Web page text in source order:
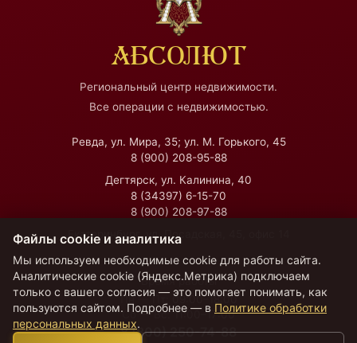
АБСОЛЮТ
Региональный центр недвижимости.
Все операции с недвижимостью.
Ревда, ул. Мира, 35; ул. М. Горького, 45
8 (900) 208-95-88
Дегтярск, ул. Калинина, 40
8 (34397) 6-15-70
8 (900) 208-97-88
Екатеринбург, ул. Посадская, 45, офис 14
Время работы
Пн — Пт:
09:00–18:00
Сб — Вс:11:00–17:00
8 (800) 250-74-88
Файлы cookie и аналитика
Мы используем необходимые cookie для работы сайта.
Аналитические cookie (Яндекс.Метрика) подключаем
только с вашего согласия — это помогает понимать, как
пользуются сайтом. Подробнее — в Политике обработки
персональных данных.